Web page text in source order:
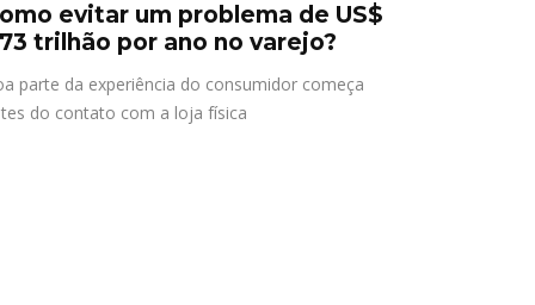
evitar um problema de US$
trilhão por ano no varejo?
parte da experiência do consumidor começa
do contato com a loja física